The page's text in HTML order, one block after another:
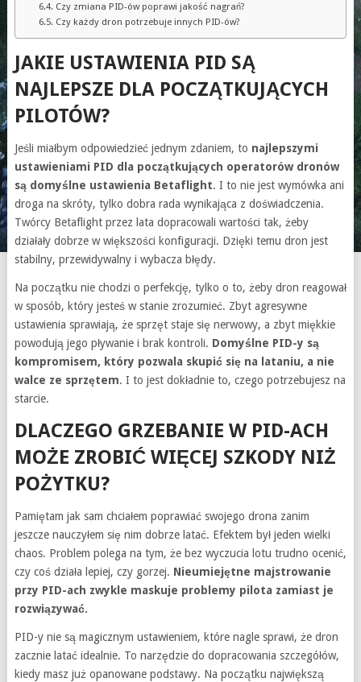
Czy zmiana PID-ów poprawi jakość nagrań?
Czy każdy dron potrzebuje innych PID-ów?
JAKIE USTAWIENIA PID SĄ
NAJLEPSZE DLA POCZĄTKUJĄCYCH
PILOTÓW?
Jeśli miałbym odpowiedzieć jednym zdaniem, to najlepszymi
ustawieniami PID dla początkujących operatorów dronów
są domyślne ustawienia Betaflight. I to nie jest wymówka ani
droga na skróty, tylko dobra rada wynikająca z doświadczenia.
Twórcy Betaflight przez lata dopracowali wartości tak, żeby
działały dobrze w większości konfiguracji. Dzięki temu dron jest
stabilny, przewidywalny i wybacza błędy.
Na początku nie chodzi o perfekcję, tylko o to, żeby dron reagował
w sposób, który jesteś w stanie zrozumieć. Zbyt agresywne
ustawienia sprawiają, że sprzęt staje się nerwowy, a zbyt miękkie
powodują jego pływanie i brak kontroli. Domyślne PID-y są
kompromisem, który pozwala skupić się na lataniu, a nie
walce ze sprzętem. I to jest dokładnie to, czego potrzebujesz na
starcie.
DLACZEGO GRZEBANIE W PID-ACH
MOŻE ZROBIĆ WIĘCEJ SZKODY NIŻ
POŻYTKU?
Pamiętam jak sam chciałem poprawiać swojego drona zanim
jeszcze nauczyłem się nim dobrze latać. Efektem był jeden wielki
chaos. Problem polega na tym, że bez wyczucia lotu trudno ocenić,
czy coś działa lepiej, czy gorzej. Nieumiejętne majstrowanie
przy PID-ach zwykle maskuje problemy pilota zamiast je
rozwiązywać.
PID-y nie są magicznym ustawieniem, które nagle sprawi, że dron
zacznie latać idealnie. To narzędzie do dopracowania szczegółów,
kiedy masz już opanowane podstawy. Na początku największą